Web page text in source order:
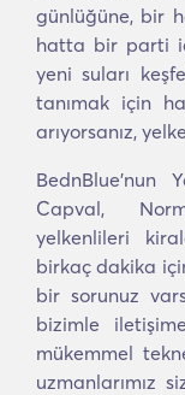
günlüğüne, bir
hatta bir parti
yeni suları
tanımak için
arıyorsanız,
BednBlue'nun
Capval,
yelkenlileri
birkaç dakika
bir sorunuz
bizimle
mükemmel
uzmanlarımız